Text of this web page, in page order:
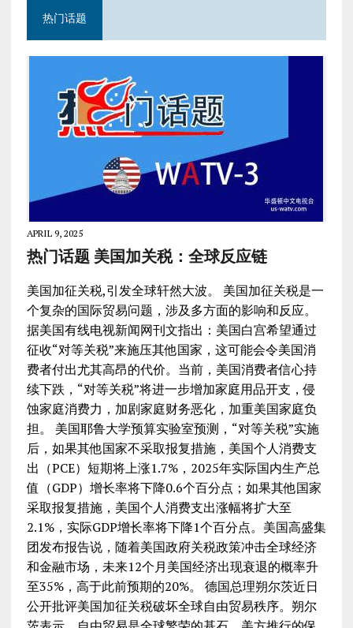
热门话题
APRIL 9, 2025
热门话题 美国加关税：全球反应链
美国加征关税,引发全球轩然大波。 美国加征关税是一
个复杂的国际贸易问题，涉及多方面的影响和反应。
据美国有线电视新闻网刊文指出：美国白宫希望通过
征收“对等关税”来施压其他国家，这可能会令美国消
费者付出尤其高昂的代价。当前，美国消费者信心持
续下跌，“对等关税”将进一步增加家庭用品开支，侵
蚀家庭消费力，加剧家庭财务恶化，加重美国家庭负
担。 美国耶鲁大学预算实验室预测，“对等关税”实施
后，如果其他国家不采取报复措施，美国个人消费支
出（PCE）短期将上涨1.7%，2025年实际国内生产总
值（GDP）增长率将下降0.6个百分点；如果其他国家
采取报复措施，美国个人消费支出涨幅将扩大至
2.1%，实际GDP增长率将下降1个百分点。美国高盛集
团发布报告说，随着美国政府关税政策冲击全球经济
和金融市场，未来12个月美国经济出现衰退的概率升
至35%，高于此前预期的20%。 德国总理朔尔茨近日
公开批评美国加征关税破坏全球自由贸易秩序。朔尔